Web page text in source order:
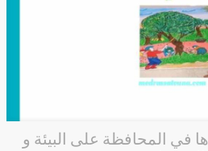
في المحافظة على البيئة و